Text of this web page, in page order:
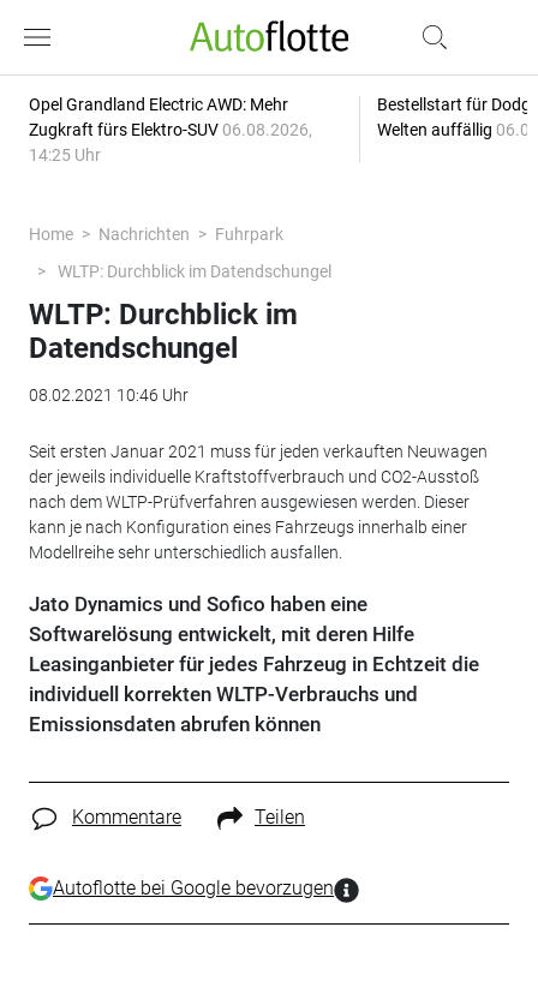
Opel Grandland Electric AWD: Mehr
Zugkraft fürs Elektro-SUV 06.08.2026,
14:25 Uhr
Bestellstart für
Welten auffällig
Home Nachrichten
Fuhrpark
WLTP: Durchblick im Datendschungel
WLTP: Durchblick im
Datendschungel
08.02.2021 10:46 Uhr
Seit ersten Januar 2021 muss für jeden verkauften Neuwagen
der jeweils individuelle Kraftstoffverbrauch und CO2-Ausstoß
nach dem WLTP-Prüfverfahren ausgewiesen werden. Dieser
kann je nach Konfiguration eines Fahrzeugs innerhalb einer
Modellreihe sehr unterschiedlich ausfallen.
Jato Dynamics und Sofico haben eine
Softwarelösung entwickelt, mit deren Hilfe
Leasinganbieter für jedes Fahrzeug in Echtzeit die
individuell korrekten WLTP-Verbrauchs und
Emissionsdaten abrufen können
Kommentare Teilen
Autoflotte bei Google bevorzugen